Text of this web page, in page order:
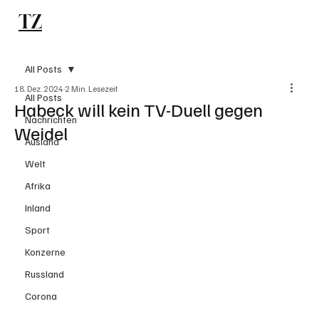
TZ
All Posts
Nachrichten
Ausland
Welt
Afrika
Inland
Sport
Konzerne
Russland
Corona
All Posts
Habeck will kein TV-Duell gegen
Weidel
18. Dez. 2024 2 Min. Lesezeit